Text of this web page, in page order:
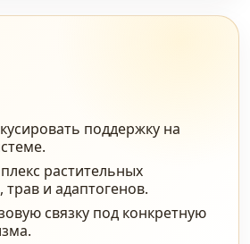
поддержку на
растительных
трав и адаптогенов.
связку под конкретную